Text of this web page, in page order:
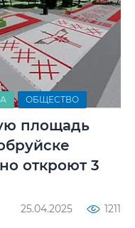
ОБЩЕСТВО
площадь
откроют 3
25.04.2025 1211